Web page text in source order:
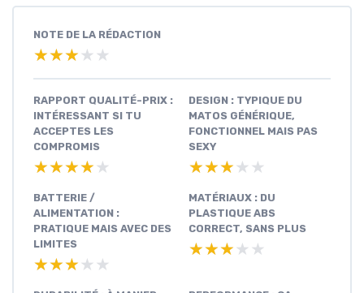
NOTE DE LA RÉDACTION
★★★★★
★★★★★
RAPPORT QUALITÉ-PRIX :
INTÉRESSANT SI TU
ACCEPTES LES
COMPROMIS
★★★★★
★★★★★
DESIGN : TYPIQUE DU
MATOS GÉNÉRIQUE,
FONCTIONNEL MAIS PAS
SEXY
★★★★★
★★★★★
BATTERIE /
ALIMENTATION :
PRATIQUE MAIS AVEC DES
LIMITES
★★★★★
★★★★★
MATÉRIAUX : DU
PLASTIQUE ABS
CORRECT, SANS PLUS
★★★★★
★★★★★